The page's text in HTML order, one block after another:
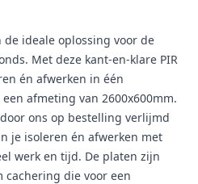
de ideale oplossing voor de
Met deze kant-en-klare PIR
én afwerken in één
afmeting van 2600x600mm.
ons op bestelling verlijmd
je isoleren én afwerken met
werk en tijd. De platen zijn
cachering die voor een